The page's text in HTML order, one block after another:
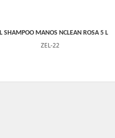
SHAMPOO MANOS NCLEAN ROSA 5 L
ZEL-22